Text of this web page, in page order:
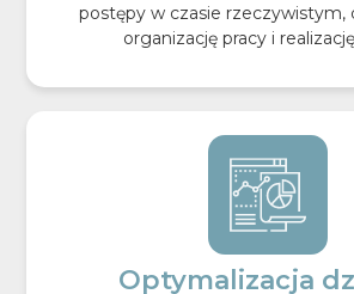
postępy w czasie rzeczywistym,
organizację pracy i
Optymalizacja